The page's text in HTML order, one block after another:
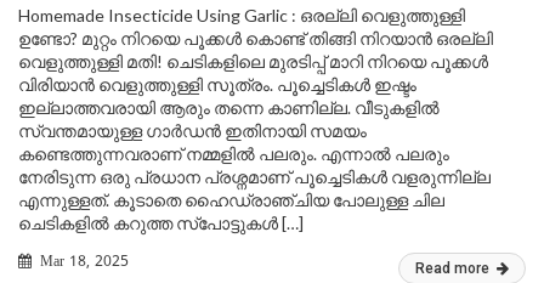
Homemade Insecticide Using Garlic : ഒരല്ലി വെളുത്തുള്ളി
ഉണ്ടോ? മുറ്റം നിറയെ പൂക്കൾ കൊണ്ട് തിങ്ങി നിറയാൻ ഒരല്ലി
വെളുത്തുള്ളി മതി! ചെടികളിലെ മുരടിപ്പ് മാറി നിറയെ പൂക്കൾ
വിരിയാൻ വെളുത്തുള്ളി സൂത്രം. പൂച്ചെടികൾ ഇഷ്ടം
ഇല്ലാത്തവരായി ആരും തന്നെ കാണില്ല. വീടുകളിൽ
സ്വന്തമായുള്ള ഗാർഡൻ ഇതിനായി സമയം
കണ്ടെത്തുന്നവരാണ് നമ്മളിൽ പലരും. എന്നാൽ പലരും
നേരിടുന്ന ഒരു പ്രധാന പ്രശ്നമാണ് പൂച്ചെടികൾ വളരുന്നില്ല
എന്നുള്ളത്. കൂടാതെ ഹൈഡ്രാഞ്ചിയ പോലുള്ള ചില
ചെടികളിൽ കറുത്ത സ്പോട്ടുകൾ […]
Mar 18, 2025 Read more